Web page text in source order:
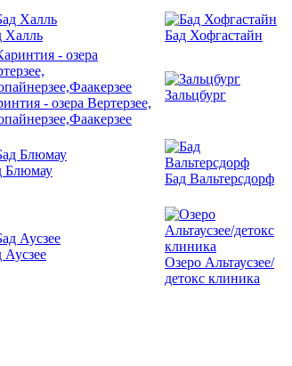
Халль Бад Хофгастайн
- озера Вертерзее,
Зальцбург
Блюмау
Бад Вальтерсдорф
Аусзее
Озеро Альтаусзее/
детокс клиника